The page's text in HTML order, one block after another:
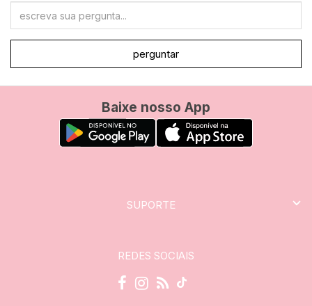
perguntar
Baixe nosso App
SUPORTE
REDES SOCIAIS